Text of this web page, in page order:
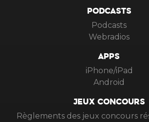
PODCASTS
Podcasts
Webradios
APPS
iPhone/iPad
Android
JEUX CONCOURS
Règlements des jeux concours